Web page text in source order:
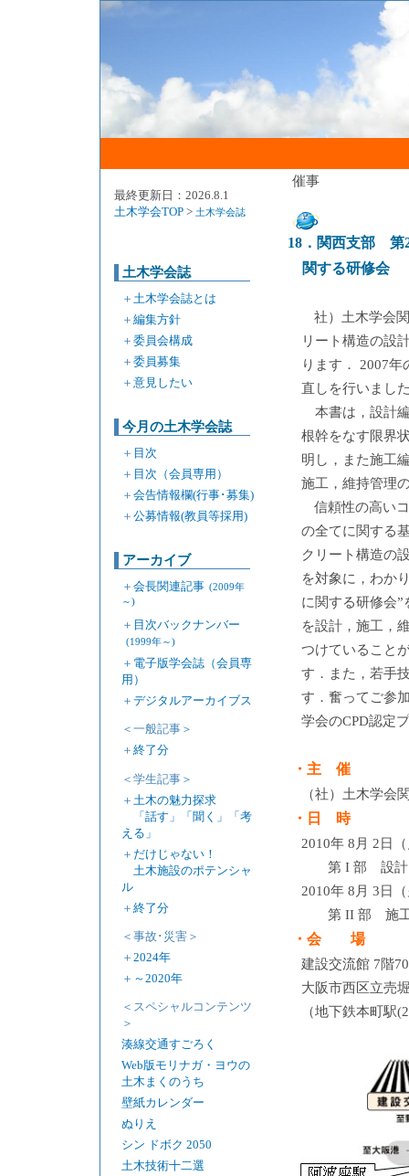
最終更新日：2026.8.1
土木学会TOP > 土木学会誌
土木学会誌
＋ 土木学会誌とは
＋ 編集方針
＋ 委員会構成
＋ 委員募集
＋ 意見したい
今月の土木学会誌
＋ 目次
＋ 目次（会員専用）
＋ 会告情報欄(行事･募集)
＋ 公募情報(教員等採用)
アーカイブ
＋ 会長関連記事 (2009年
～)
＋ 目次バックナンバー
(1999年～)
＋ 電子版学会誌（会員専
用）
＋ デジタルアーカイブス
＜一般記事＞
＋ 終了分
＜学生記事＞
＋ 土木の魅力探求
「話す」「聞く」「考
える」
＋ だけじゃない！
土木施設のポテンシャ
ル
＋ 終了分
＜事故･災害＞
＋ 2024年
＋ ～2020年
＜スペシャルコンテンツ
＞
湊線交通すごろく
Web版モリナガ・ヨウの
土木まくのうち
壁紙カレンダー
ぬりえ
シン ドボク 2050
土木技術十二選
催事
18．関西支部 第
関する研修会
社）土木学会
リート構造の設
ります． 2007
直しを行いまし
本書は，設計
根幹をなす限界
明し，また施工
施工，維持管理
信頼性の高い
の全てに関する
クリート構造の
を対象に，わか
に関する研修会
を設計，施工，
つけていること
す．また，若手
す．奮ってご参
学会のCPD認定
・主 催
（社）土木学会
・日 時
2010年 8月 2日
第 I 部 設計
2010年 8月 3日
第 II 部 施工
・会 場
建設交流館 7階
大阪市西区立売
（地下鉄本町駅